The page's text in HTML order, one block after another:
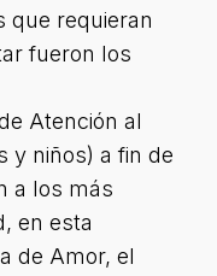
que requieran
fueron los
Atención al
y niños) a fin de
a los más
en esta
de Amor, el